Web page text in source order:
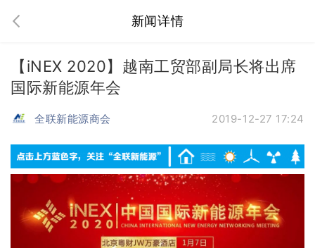
新闻详情
【iNEX 2020】越南工贸部副局长将出席
国际新能源年会
全联新能源商会 2019-12-27 17:24